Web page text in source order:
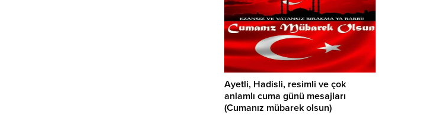
Ayetli, Hadisli, resimli ve çok
anlamlı cuma günü mesajları
(Cumanız mübarek olsun)